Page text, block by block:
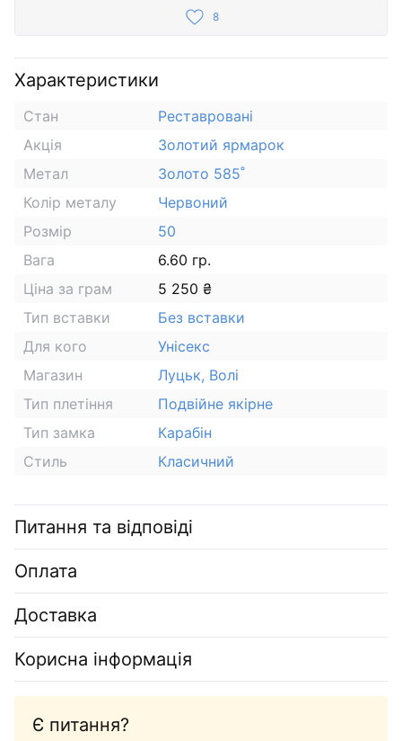
8
Характеристики
Стан
Реставровані
Акція
Золотий ярмарок
Метал
Золото 585˚
Колір металу
Червоний
Розмір
50
Вага
6.60 гр.
Ціна за грам
5 250 ₴
Тип вставки
Без вставки
Для кого
Унісекс
Магазин
Луцьк, Волі
Тип плетіння
Подвійне якірне
Тип замка
Карабін
Стиль
Класичний
Питання та відповіді
Оплата
Доставка
Корисна інформація
Є питання?